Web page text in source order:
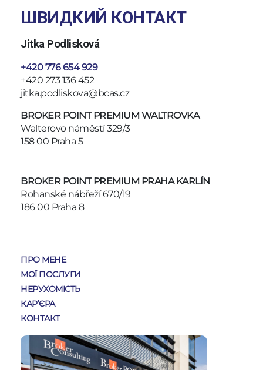
ШВИДКИЙ КОНТАКТ
Jitka Podlisková
+420 776 654 929
+420 273 136 452
jitka.podliskova@bcas.cz
BROKER POINT PREMIUM WALTROVKA
Walterovo náměstí 329/3
158 00 Praha 5
BROKER POINT PREMIUM PRAHA KARLÍN
Rohanské nábřeží 670/19
186 00 Praha 8
ПРО МЕНЕ
МОЇ ПОСЛУГИ
НЕРУХОМІСТЬ
КАР’ЄРА
КОНТАКТ